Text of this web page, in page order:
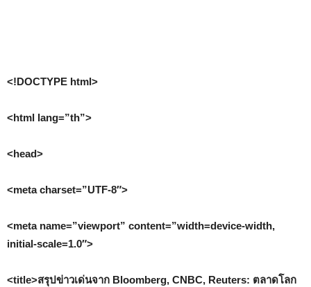
<!DOCTYPE html>
<html lang=”th”>
<head>
<meta charset=”UTF-8″>
<meta name=”viewport” content=”width=device-width,
initial-scale=1.0″>
<title>สรุปข่าวเด่นจาก Bloomberg, CNBC, Reuters: ตลาดโลก